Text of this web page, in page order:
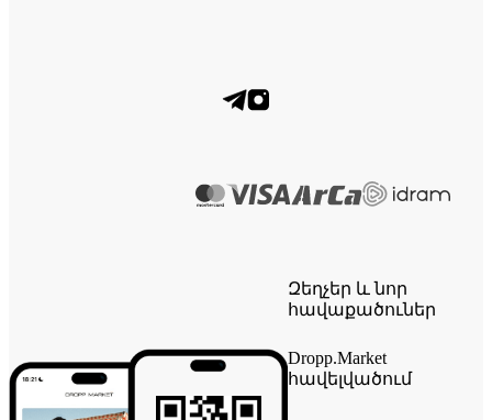
Զեղչեր և նոր
հավաքածուներ
Dropp.Market
հավելվածում